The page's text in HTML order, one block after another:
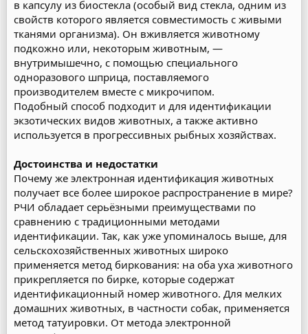
в капсулу из биостекла (особый вид стекла, одним из
свойств которого является совместимость с живыми
тканями организма). Он вживляется животному
подкожно или, некоторым животным, —
внутримышечно, с помощью специального
одноразового шприца, поставляемого
производителем вместе с микрочипом.
Подобный способ подходит и для идентификации
экзотических видов животных, а также активно
используется в прогрессивных рыбных хозяйствах.
Достоинства и недостатки
Почему же электронная идентификация животных
получает все более широкое распространение в мире?
РЧИ обладает серьёзными преимуществами по
сравнению с традиционными методами
идентификации. Так, как уже упоминалось выше, для
сельскохозяйственных животных широко
применяется метод биркования: на оба уха животного
прикрепляется по бирке, которые содержат
идентификационный номер животного. Для мелких
домашних животных, в частности собак, применяется
метод татуировки. От метода электронной